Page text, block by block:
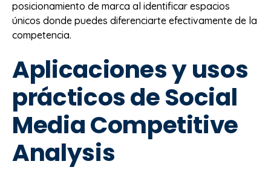
posicionamiento de marca al identificar espacios
únicos donde puedes diferenciarte efectivamente de la
competencia.
Aplicaciones y usos
prácticos de Social
Media Competitive
Analysis